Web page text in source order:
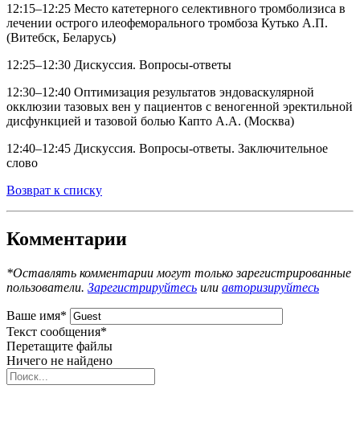
12:15–12:25 Место катетерного селективного тромболизиса в
лечении острого илеофеморального тромбоза Кутько А.П.
(Витебск, Беларусь)
12:25–12:30 Дискуссия. Вопросы-ответы
12:30–12:40 Оптимизация результатов эндоваскулярной
окклюзии тазовых вен у пациентов с веногенной эректильной
дисфункцией и тазовой болью Капто А.А. (Москва)
12:40–12:45 Дискуссия. Вопросы-ответы. Заключительное
слово
Возврат к списку
Комментарии
*Оставлять комментарии могут только зарегистрированные
пользователи. Зарегистрируйтесь или авторизируйтесь
Ваше имя*
Текст сообщения*
Перетащите файлы
Ничего не найдено